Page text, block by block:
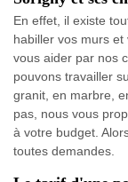
En effet, il existe
habiller vos murs
vous aider par nos
pouvons travailler
granit, en marbre,
pas, nous vous
à votre budget.
toutes demandes.